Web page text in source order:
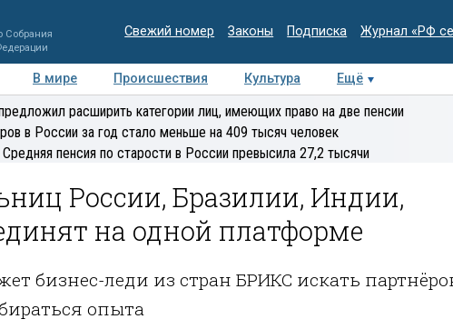
Собрания
Свежий номер Законы Подписка Журнал «РФ
В мире Происшествия Культура
Ещё
Медиацентр Интервью Колумнисты
расширить категории лиц, имеющих право на две пенсии
в России за год стало меньше на 409 тысяч человек
пенсия по старости в России превысила 27,2 тысячи
России, Бразилии, Индии,
на одной платформе
бизнес-леди из стран БРИКС искать
опыта